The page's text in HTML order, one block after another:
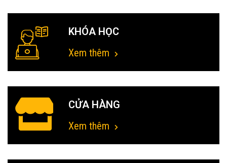
KHÓA HỌC
Xem thêm
CỬA HÀNG
Xem thêm